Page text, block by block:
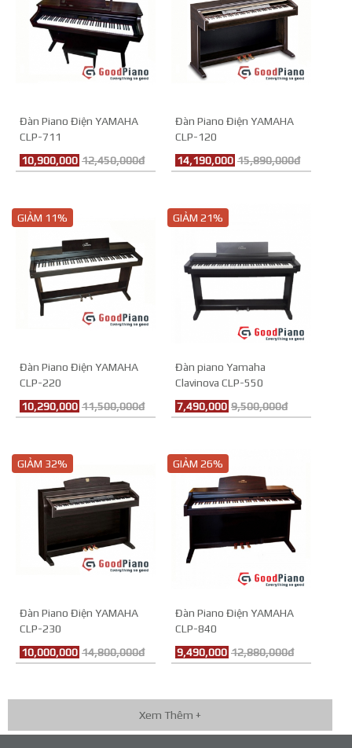
Đàn Piano Điện YAMAHA
CLP-711
10,900,000 12,450,000đ
Đàn Piano Điện YAMAHA
CLP-120
14,190,000 15,890,000đ
GIẢM 11%
Đàn Piano Điện YAMAHA
CLP-220
10,290,000 11,500,000đ
GIẢM 21%
Đàn piano Yamaha
Clavinova CLP-550
7,490,000 9,500,000đ
GIẢM 32%
Đàn Piano Điện YAMAHA
CLP-230
10,000,000 14,800,000đ
GIẢM 26%
Đàn Piano Điện YAMAHA
CLP-840
9,490,000 12,880,000đ
Xem Thêm +